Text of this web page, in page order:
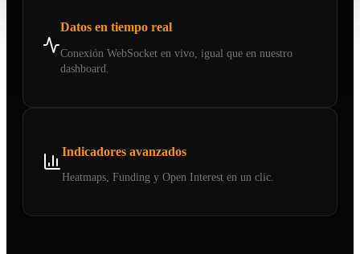
Datos en tiempo real
Conexión WebSocket en vivo, igual que en nuestro
dashboard.
Indicadores avanzados
Heatmaps, Funding y Open Interest en un clic.